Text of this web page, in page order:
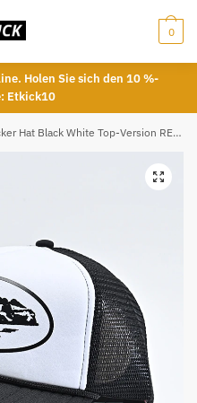
0
Holen Sie sich den 10 %-
Etkick10
Hat Black White Top-Version REPS